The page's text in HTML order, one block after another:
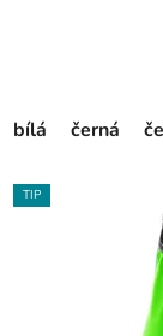
bílá černá
TIP